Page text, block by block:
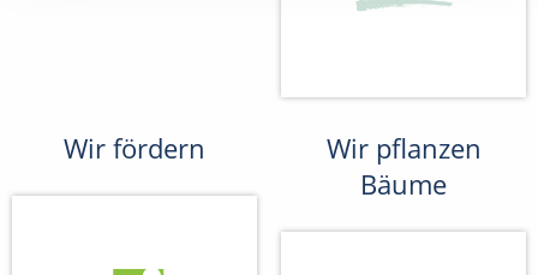
Wir fördern
Wir pflanzen
Bäume